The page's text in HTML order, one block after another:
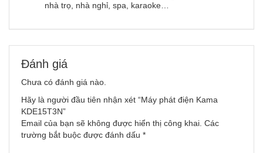
nhà trọ, nhà nghỉ, spa, karaoke…
Đánh giá
Chưa có đánh giá nào.
Hãy là người đầu tiên nhận xét “Máy phát điện Kama
KDE15T3N”
Email của bạn sẽ không được hiển thị công khai. Các
trường bắt buộc được đánh dấu *